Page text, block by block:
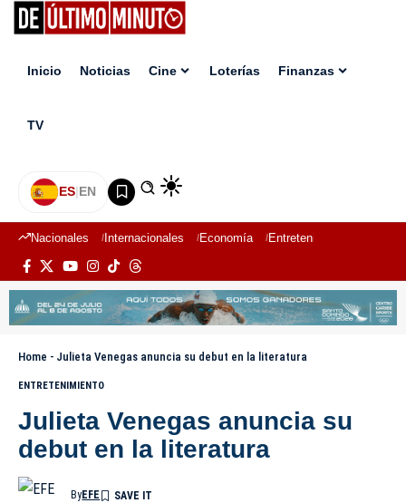
Inicio Noticias Cine Loterías Finanzas
TV
ES|EN
Nacionales Internacionales Economía Entretenimiento
Home - Julieta Venegas anuncia su debut en la literatura
ENTRETENIMIENTO
Julieta Venegas anuncia su
debut en la literatura
ByEFE